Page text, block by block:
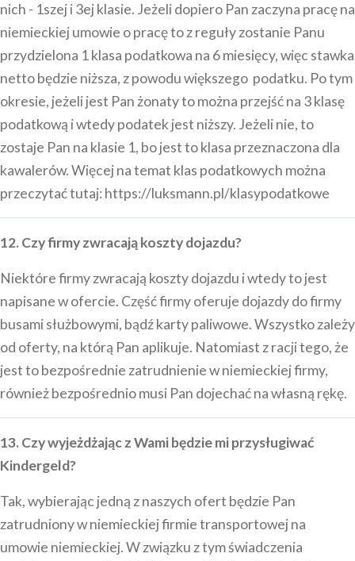
nich - 1szej i 3ej klasie. Jeżeli dopiero Pan zaczyna pracę na
niemieckiej umowie o pracę to z reguły zostanie Panu
przydzielona 1 klasa podatkowa na 6 miesięcy, więc stawka
netto będzie niższa, z powodu większego podatku. Po tym
okresie, jeżeli jest Pan żonaty to można przejść na 3 klasę
podatkową i wtedy podatek jest niższy. Jeżeli nie, to
zostaje Pan na klasie 1, bo jest to klasa przeznaczona dla
kawalerów. Więcej na temat klas podatkowych można
przeczytać tutaj:https://luksmann.pl/klasypodatkowe
12. Czy firmy zwracają koszty dojazdu?
Niektóre firmy zwracają koszty dojazdu i wtedy to jest
napisane w ofercie. Część firmy oferuje dojazdy do firmy
busami służbowymi, bądź karty paliwowe. Wszystko zależy
od oferty, na którą Pan aplikuje. Natomiast z racji tego, że
jest to bezpośrednie zatrudnienie w niemieckiej firmy,
również bezpośrednio musi Pan dojechać na własną rękę.
13. Czy wyjeżdżając z Wami będzie mi przysługiwać
Kindergeld?
Tak, wybierając jedną z naszych ofert będzie Pan
zatrudniony w niemieckiej firmie transportowej na
umowie niemieckiej. W związku z tym świadczenia